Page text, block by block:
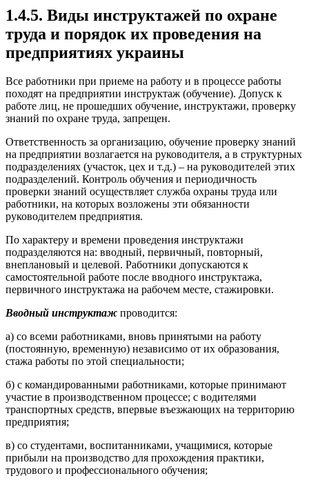
1.4.5. Виды инструктажей по охране
труда и порядок их проведения на
предприятиях украины
Все работники при приеме на работу и в процессе работы
походят на предприятии инструктаж (обучение). Допуск к
работе лиц, не прошедших обучение, инструктажи, проверку
знаний по охране труда, запрещен.
Ответственность за организацию, обучение проверку знаний
на предприятии возлагается на руководителя, а в структурных
подразделениях (участок, цех и т.д.) – на руководителей этих
подразделений. Контроль обучения и периодичность
проверки знаний осуществляет служба охраны труда или
работники, на которых возложены эти обязанности
руководителем предприятия.
По характеру и времени проведения инструктажи
подразделяются на: вводный, первичный, повторный,
внеплановый и целевой. Работники допускаются к
самостоятельной работе после вводного инструктажа,
первичного инструктажа на рабочем месте, стажировки.
Вводный инструктаж проводится:
а) со всеми работниками, вновь принятыми на работу
(постоянную, временную) независимо от их образования,
стажа работы по этой специальности;
б) с командированными работниками, которые принимают
участие в производственном процессе; с водителями
транспортных средств, впервые въезжающих на территорию
предприятия;
в) со студентами, воспитанниками, учащимися, которые
прибыли на производство для прохождения практики,
трудового и профессионального обучения;